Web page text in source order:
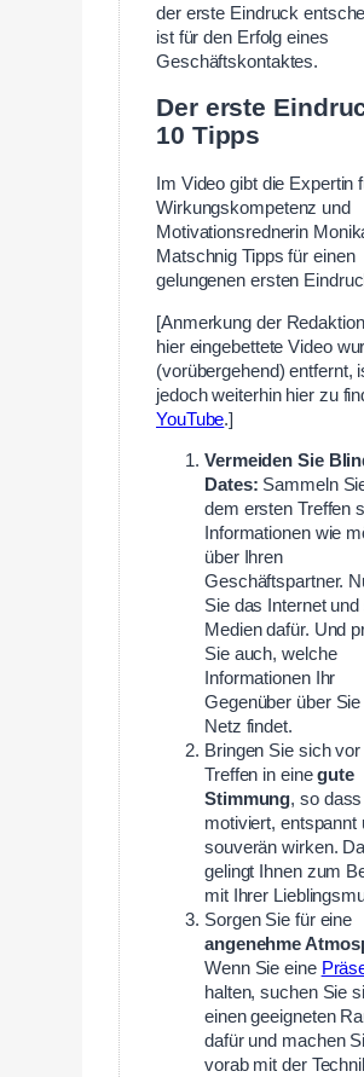
der erste Eindruck
ist für den Erfolg eines
Geschäftskontaktes.
Der erste
10 Tipps
Im Video gibt die Expertin
Wirkungskompetenz und
Motivationsrednerin
Matschnig Tipps für einen
gelungenen ersten
[Anmerkung der
hier eingebettete Video
(vorübergehend) entfernt,
jedoch weiterhin hier zu
YouTube.]
Vermeiden Sie
Dates: Sammeln
dem ersten Treffen
Informationen wie
über Ihren
Geschäftspartner.
Sie das Internet
Medien dafür. Und
Sie auch, welche
Informationen Ihr
Gegenüber über Sie
Netz findet.
Bringen Sie sich
Treffen in einegute
Stimmung, so
motiviert, entspannt
souverän wirken.
gelingt Ihnen zum
mit Ihrer
Sorgen Sie für eine
angenehme
Wenn Sie eine
halten, suchen Sie
einen geeigneten
dafür und machen
vorab mit der